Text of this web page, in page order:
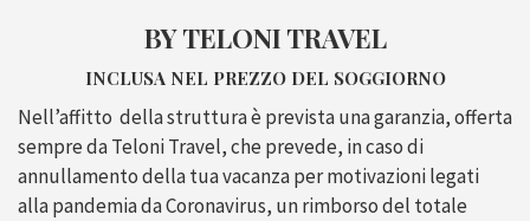
BY TELONI TRAVEL
INCLUSA NEL PREZZO DEL SOGGIORNO
Nell’affitto della struttura è prevista una garanzia, offerta
sempre da Teloni Travel, che prevede, in caso di
annullamento della tua vacanza per motivazioni legati
alla pandemia da Coronavirus, un rimborso del totale